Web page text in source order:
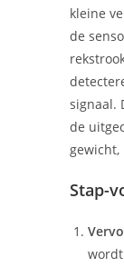
kleine
de
signaal.
de
gewicht,
Stap-